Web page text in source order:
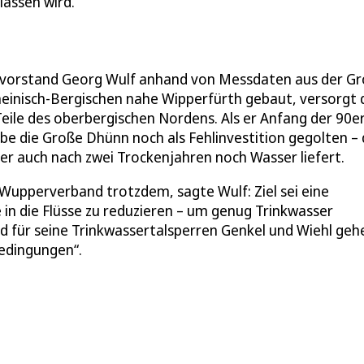
Georg Wulf anhand von Messdaten aus der
Bergischen nahe Wipperfürth gebaut, versorgt
des oberbergischen Nordens. Als er Anfang der
die Große Dhünn noch als Fehlinvestition gegolten –
auch nach zwei Trockenjahren noch Wasser liefert.
trotzdem, sagte Wulf: Ziel sei eine
die Flüsse zu reduzieren – um genug Trinkwasser
seine Trinkwassertalsperren Genkel und Wiehl